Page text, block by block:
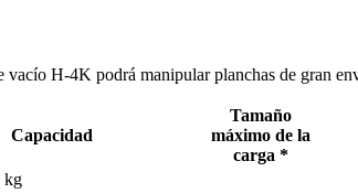
vacío H-4K podrá manipular planchas de gran
Capacidad
Tamaño
máximo de la
carga *
kg